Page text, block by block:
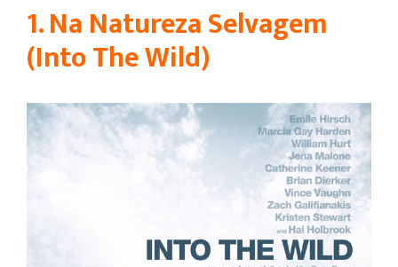
1. Na Natureza Selvagem
(Into The Wild)